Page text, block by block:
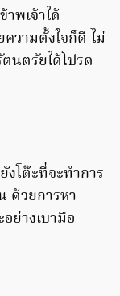
พเจ้าได้
วามตั้งใจก็ดี ไม่
นตรัยได้โปรด
งโต๊ะที่จะทำการ
ด้วยการหา
ย่างเบามือ